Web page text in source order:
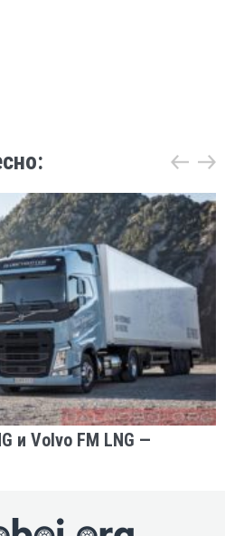
и Volvo FM LNG —